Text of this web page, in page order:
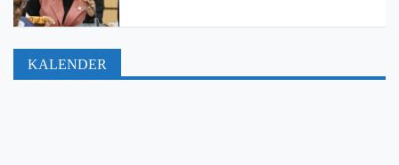
KALENDER